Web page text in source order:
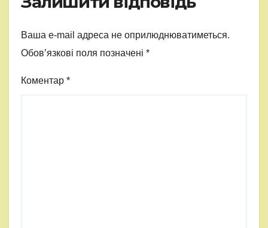
Ваша e-mail адреса не оприлюднюватиметься.
Обов’язкові поля позначені *
Коментар *